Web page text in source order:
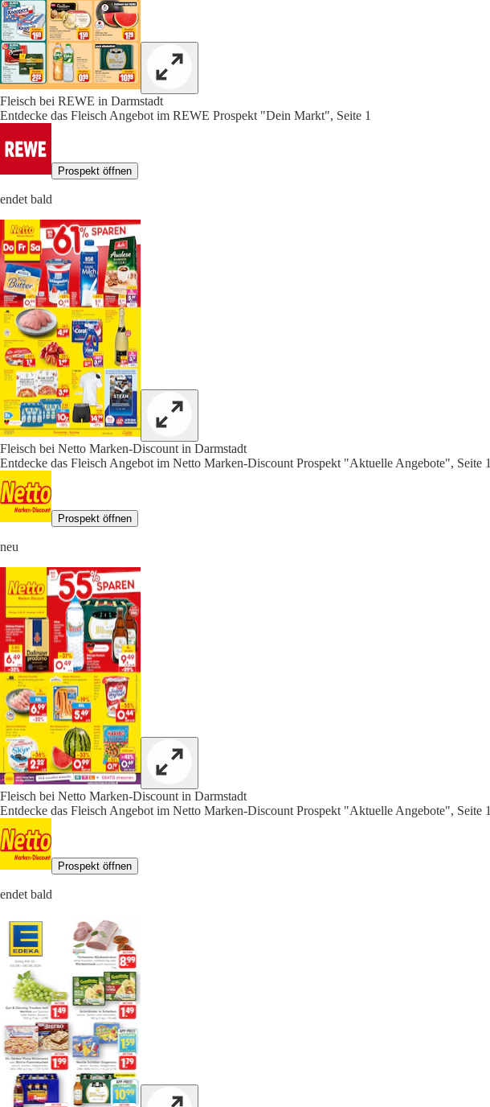
Fleisch bei REWE in Darmstadt
Entdecke das Fleisch Angebot im REWE Prospekt "Dein Markt", Seite 1
Prospekt öffnen
endet bald
Fleisch bei Netto Marken-Discount in Darmstadt
Entdecke das Fleisch Angebot im Netto Marken-Discount Prospekt "Aktuelle Angebote", Seite 1
Prospekt öffnen
neu
Fleisch bei Netto Marken-Discount in Darmstadt
Entdecke das Fleisch Angebot im Netto Marken-Discount Prospekt "Aktuelle Angebote", Seite 1
Prospekt öffnen
endet bald